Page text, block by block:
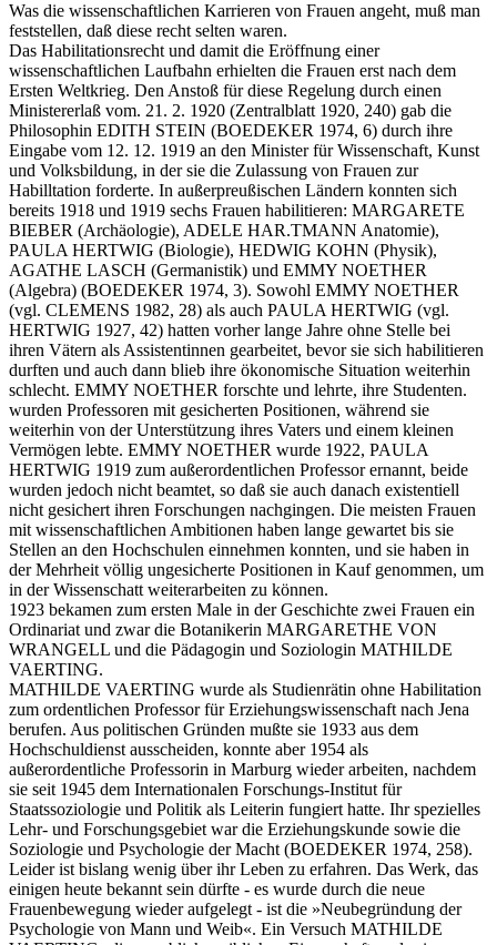
Was die wissenschaftlichen Karrieren von Frauen angeht, muß man
feststellen, daß diese recht selten waren.
Das Habilitationsrecht und damit die Eröffnung einer
wissenschaftlichen Laufbahn erhielten die Frauen erst nach dem
Ersten Weltkrieg. Den Anstoß für diese Regelung durch einen
Ministererlaß vom. 21. 2. 1920 (Zentralblatt 1920, 240) gab die
Philosophin EDITH STEIN (BOEDEKER 1974, 6) durch ihre
Eingabe vom 12. 12. 1919 an den Minister für Wissenschaft, Kunst
und Volksbildung, in der sie die Zulassung von Frauen zur
Habilltation forderte. In außerpreußischen Ländern konnten sich
bereits 1918 und 1919 sechs Frauen habilitieren: MARGARETE
BIEBER (Archäologie), ADELE HAR.TMANN Anatomie),
PAULA HERTWIG (Biologie), HEDWIG KOHN (Physik),
AGATHE LASCH (Germanistik) und EMMY NOETHER
(Algebra) (BOEDEKER 1974, 3). Sowohl EMMY NOETHER
(vgl. CLEMENS 1982, 28) als auch PAULA HERTWIG (vgl.
HERTWIG 1927, 42) hatten vorher lange Jahre ohne Stelle bei
ihren Vätern als Assistentinnen gearbeitet, bevor sie sich habilitieren
durften und auch dann blieb ihre ökonomische Situation weiterhin
schlecht. EMMY NOETHER forschte und lehrte, ihre Studenten.
wurden Professoren mit gesicherten Positionen, während sie
weiterhin von der Unterstützung ihres Vaters und einem kleinen
Vermögen lebte. EMMY NOETHER wurde 1922, PAULA
HERTWIG 1919 zum außerordentlichen Professor ernannt, beide
wurden jedoch nicht beamtet, so daß sie auch danach existentiell
nicht gesichert ihren Forschungen nachgingen. Die meisten Frauen
mit wissenschaftlichen Ambitionen haben lange gewartet bis sie
Stellen an den Hochschulen einnehmen konnten, und sie haben in
der Mehrheit völlig ungesicherte Positionen in Kauf genommen, um
in der Wissenschatt weiterarbeiten zu können.
1923 bekamen zum ersten Male in der Geschichte zwei Frauen ein
Ordinariat und zwar die Botanikerin MARGARETHE VON
WRANGELL und die Pädagogin und Soziologin MATHILDE
VAERTING.
MATHILDE VAERTING wurde als Studienrätin ohne Habilitation
zum ordentlichen Professor für Erziehungswissenschaft nach Jena
berufen. Aus politischen Gründen mußte sie 1933 aus dem
Hochschuldienst ausscheiden, konnte aber 1954 als
außerordentliche Professorin in Marburg wieder arbeiten, nachdem
sie seit 1945 dem Internationalen Forschungs-Institut für
Staatssoziologie und Politik als Leiterin fungiert hatte. Ihr spezielles
Lehr- und Forschungsgebiet war die Erziehungskunde sowie die
Soziologie und Psychologie der Macht (BOEDEKER 1974, 258).
Leider ist bislang wenig über ihr Leben zu erfahren. Das Werk, das
einigen heute bekannt sein dürfte - es wurde durch die neue
Frauenbewegung wieder aufgelegt - ist die »Neubegründung der
Psychologie von Mann und Weib«. Ein Versuch MATHILDE